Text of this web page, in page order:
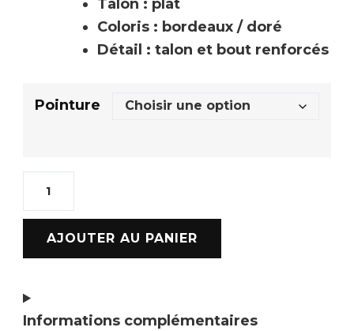
Talon : plat
Coloris : bordeaux / doré
Détail : talon et bout renforcés
Pointure
AJOUTER AU PANIER
Informations complémentaires